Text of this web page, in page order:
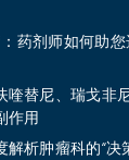
药剂师如何助
替尼、瑞戈非
作用
析肿瘤科的“决